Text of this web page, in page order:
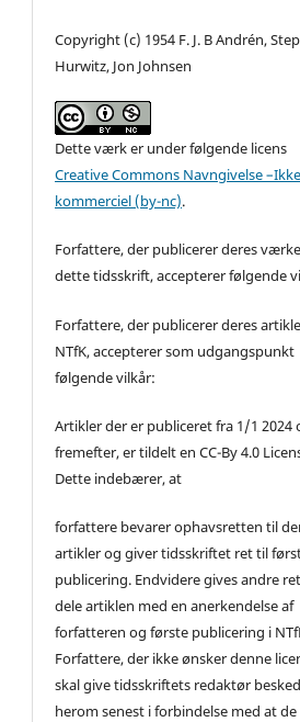
Copyright (c) 1954 F. J. B Andrén,
Hurwitz, Jon Johnsen
Dette værk er under følgende licens
Creative Commons Navngivelse
kommerciel (by-nc).
Forfattere, der publicerer deres
dette tidsskrift, accepterer følgende
Forfattere, der publicerer deres
NTfK, accepterer som udgangspunkt
følgende vilkår:
Artikler der er publiceret fra 1/1 2024
fremefter, er tildelt en CC-By 4.0
Dette indebærer, at
forfattere bevarer ophavsretten til
artikler og giver tidsskriftet ret til
publicering. Endvidere gives andre
dele artiklen med en anerkendelse af
forfatteren og første publicering i
Forfattere, der ikke ønsker denne
skal give tidsskriftets redaktør besked
herom senest i forbindelse med at